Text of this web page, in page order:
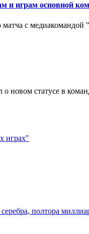
и играм основной
матча с
новом статусе в
играх"
полтора